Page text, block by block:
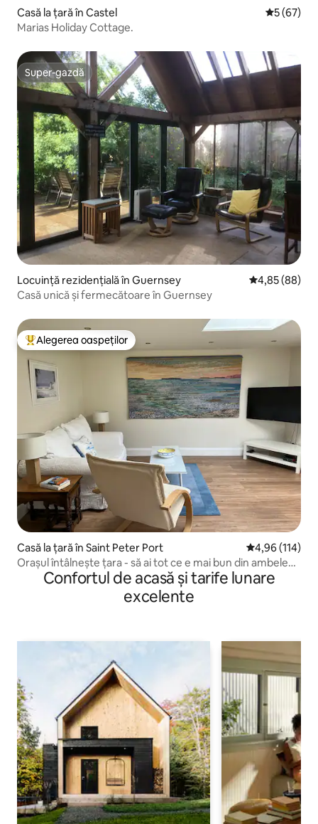
Casă la țară în Castel Scor
5 (67)
Marias Holiday Cottage.
Super-gazdă
Super-gazdă
Locuință rezidențială în Guernsey Scor mediu
4,85 (88)
Casă unică și fermecătoare în Guernsey
Locuință din topul categoriei Alegerea oaspeților
Alegerea oaspeților
Casă la țară în Saint Peter Port Scor mediu
4,96 (114)
Orașul întâlnește țara - să ai tot ce e mai bun din ambele
Confortul de acasă și tarife lunare
excelente